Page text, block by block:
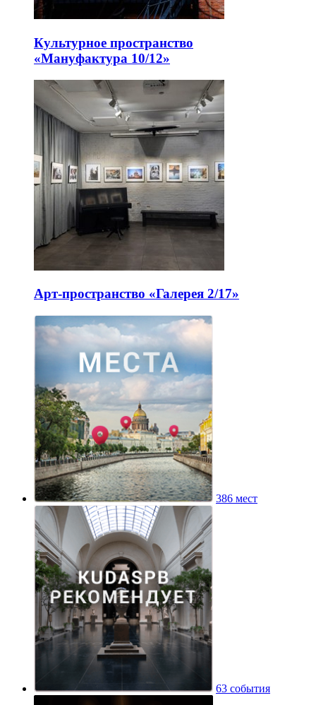
Культурное пространство
«Мануфактура 10/12»
Арт-пространство «Галерея 2/17»
386 мест
63 события